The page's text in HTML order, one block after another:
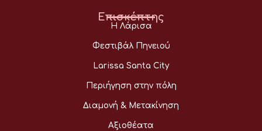
Επισκέπτης
Η Λάρισα
Φεστιβάλ Πηνειού
Larissa Santa City
Περιήγηση στην πόλη
Διαμονή & Μετακίνηση
Αξιοθέατα